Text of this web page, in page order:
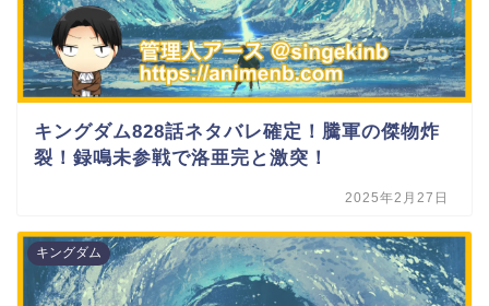
キングダム828話ネタバレ確定！騰軍の傑物炸
裂！録鳴未参戦で洛亜完と激突！
2025年2月27日
キングダム